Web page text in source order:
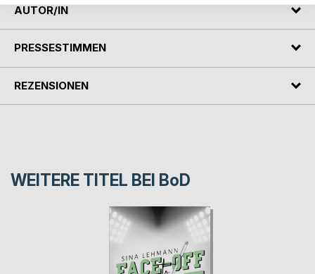
AUTOR/IN
PRESSESTIMMEN
REZENSIONEN
WEITERE TITEL BEI BoD